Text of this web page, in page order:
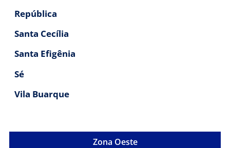
República
Santa Cecília
Santa Efigênia
Sé
Vila Buarque
Zona Oeste